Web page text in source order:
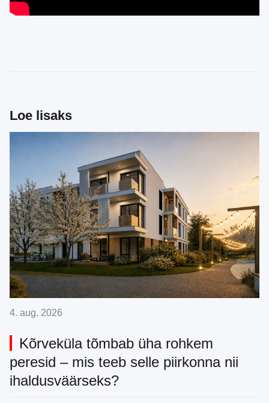
Loe lisaks
4. aug. 2026
Kõrveküla tõmbab üha rohkem
peresid – mis teeb selle piirkonna nii
ihaldusväärseks?